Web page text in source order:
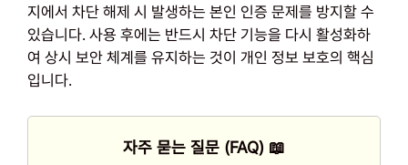
지에서 차단 해제 시 발생하는 본인 인증 문제를 방지할 수
있습니다. 사용 후에는 반드시 차단 기능을 다시 활성화하
여 상시 보안 체계를 유지하는 것이 개인 정보 보호의 핵심
입니다.
자주 묻는 질문 (FAQ) 📖